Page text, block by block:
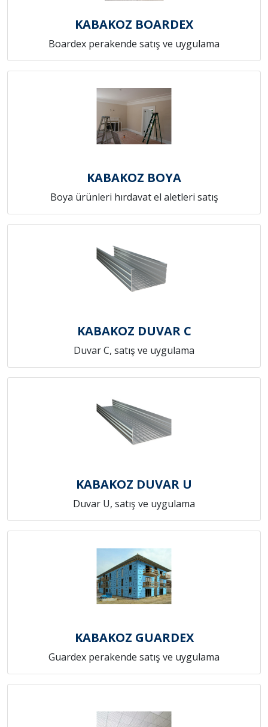
KABAKOZ BOARDEX
Boardex perakende satış ve uygulama
KABAKOZ BOYA
Boya ürünleri hırdavat el aletleri satış
KABAKOZ DUVAR C
Duvar C, satış ve uygulama
KABAKOZ DUVAR U
Duvar U, satış ve uygulama
KABAKOZ GUARDEX
Guardex perakende satış ve uygulama